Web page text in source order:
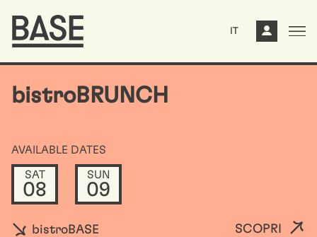
IT
bistroBRUNCH
AVAILABLE DATES
SAT
08
SUN
09
bistroBASE SCOPRI